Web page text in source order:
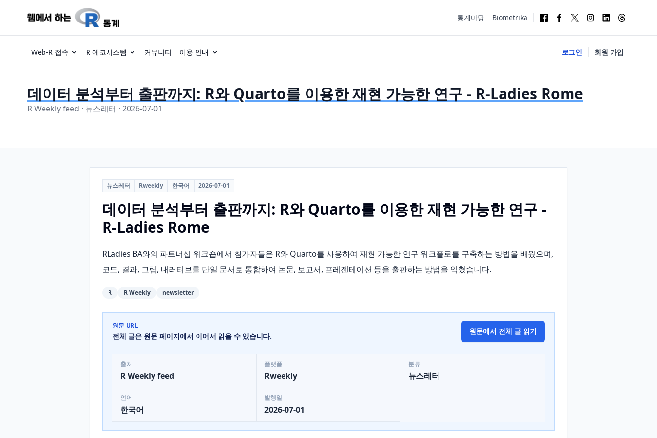
통계마당 Biometrika
Web-R 접속 R 에코시스템 커뮤니티 이용 안내 로그인 회원 가입
데이터 분석부터 출판까지: R와 Quarto를 이용한 재현 가능한 연구 - R-Ladies Rome
R Weekly feed · 뉴스레터 · 2026-07-01
뉴스레터 Rweekly 한국어 2026-07-01
데이터 분석부터 출판까지: R와 Quarto를 이용한 재현 가능한 연구 -
R-Ladies Rome
RLadies BA와의 파트너십 워크숍에서 참가자들은 R와 Quarto를 사용하여 재현 가능한 연구 워크플로를 구축하는 방법을 배웠으며,
코드, 결과, 그림, 내러티브를 단일 문서로 통합하여 논문, 보고서, 프레젠테이션 등을 출판하는 방법을 익혔습니다.
R R Weekly newsletter
원문 URL
전체 글은 원문 페이지에서 이어서 읽을 수 있습니다.
원문에서 전체 글 읽기
출처
R Weekly feed
플랫폼
Rweekly
분류
뉴스레터
언어
한국어
발행일
2026-07-01